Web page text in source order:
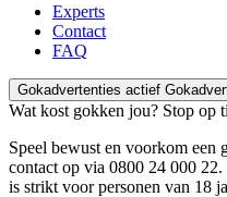
Experts
Contact
FAQ
Gokadvertenties actief
Wat kost gokken jou? Stop op
Speel bewust en voorkom
contact op via 0800 24 000 22.
is strikt voor personen van 18